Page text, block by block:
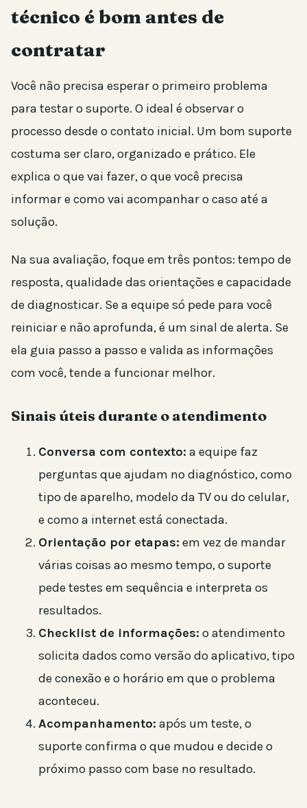
técnico é bom antes de
contratar
Você não precisa esperar o primeiro problema
para testar o suporte. O ideal é observar o
processo desde o contato inicial. Um bom suporte
costuma ser claro, organizado e prático. Ele
explica o que vai fazer, o que você precisa
informar e como vai acompanhar o caso até a
solução.
Na sua avaliação, foque em três pontos: tempo de
resposta, qualidade das orientações e capacidade
de diagnosticar. Se a equipe só pede para você
reiniciar e não aprofunda, é um sinal de alerta. Se
ela guia passo a passo e valida as informações
com você, tende a funcionar melhor.
Sinais úteis durante o atendimento
Conversa com contexto: a equipe faz
perguntas que ajudam no diagnóstico, como
tipo de aparelho, modelo da TV ou do celular,
e como a internet está conectada.
Orientação por etapas: em vez de mandar
várias coisas ao mesmo tempo, o suporte
pede testes em sequência e interpreta os
resultados.
Checklist de informações: o atendimento
solicita dados como versão do aplicativo, tipo
de conexão e o horário em que o problema
aconteceu.
Acompanhamento: após um teste, o
suporte confirma o que mudou e decide o
próximo passo com base no resultado.